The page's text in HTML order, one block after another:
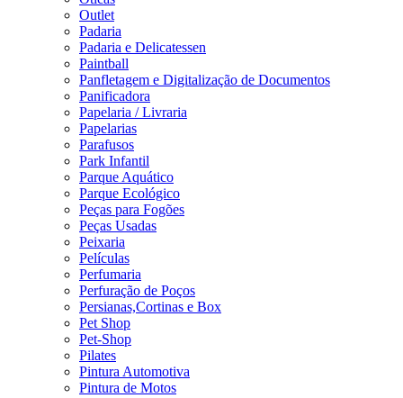
Outlet
Padaria
Padaria e Delicatessen
Paintball
Panfletagem e Digitalização de Documentos
Panificadora
Papelaria / Livraria
Papelarias
Parafusos
Park Infantil
Parque Aquático
Parque Ecológico
Peças para Fogões
Peças Usadas
Peixaria
Películas
Perfumaria
Perfuração de Poços
Persianas,Cortinas e Box
Pet Shop
Pet-Shop
Pilates
Pintura Automotiva
Pintura de Motos